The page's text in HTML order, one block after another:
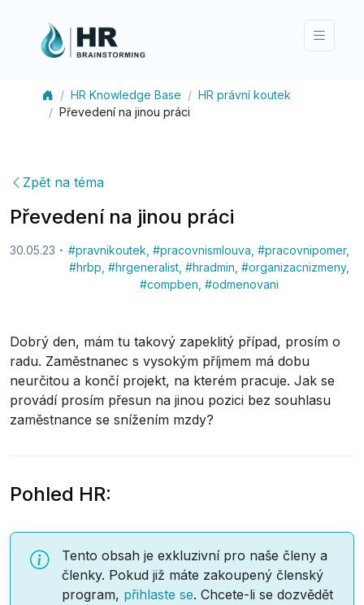
HR Knowledge Base
HR právní koutek
Převedení na jinou práci
Zpět na téma
Převedení na jinou práci
30.05.23 #pravnikoutek #pracovnismlouva #pracovnipomer,
#hrbp #hrgeneralist, #hradmin #organizacnizmeny,
#compben #odmenovani
Dobrý den, mám tu takový zapeklitý případ, prosím o
radu. Zaměstnanec s vysokým příjmem má dobu
neurčitou a končí projekt, na kterém pracuje. Jak se
provádí prosím přesun na jinou pozici bez souhlasu
zaměstnance se snížením mzdy?
Pohled HR:
Tento obsah je exkluzivní pro naše členy a
členky. Pokud již máte zakoupený členský
program, přihlaste se. Chcete-li se dozvědět